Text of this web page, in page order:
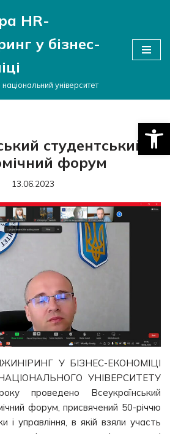
HR-
у бізнес-
університет
студентський
форум
13.06.2023
У БІЗНЕС-ЕКОНОМІЦІ
УНІВЕРСИТЕТУ
проведено Всеукраїнський
форум,присвячений 50-річчю
і управління, в якій взяли участь